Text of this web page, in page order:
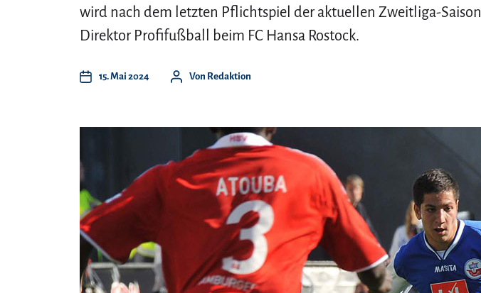
wird nach dem letzten Pflichtspiel der aktuellen Zweitliga-Saison
Direktor Profifußball beim FC Hansa Rostock.
15. Mai 2024 Von Redaktion